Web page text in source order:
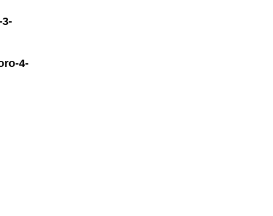
4-